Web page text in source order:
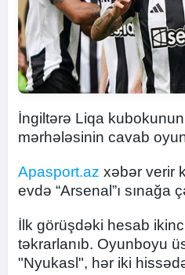
İngiltərə Liqa kubokunun
mərhələsinin cavab
Apasport.az xəbər verir
evdə “Arsenal”ı sınağa
İlk görüşdəki hesab
təkrarlanıb. Oyunboyu
"Nyukasl", hər iki